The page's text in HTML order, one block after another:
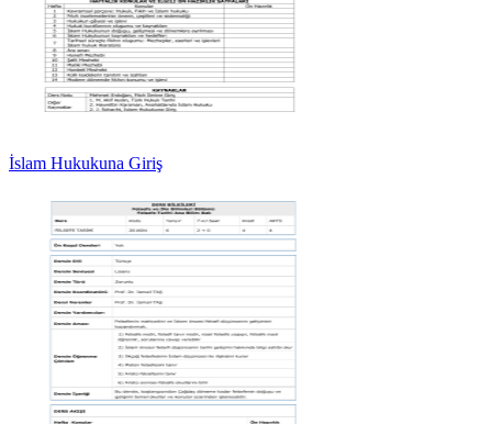
İslam Hukukuna Giriş